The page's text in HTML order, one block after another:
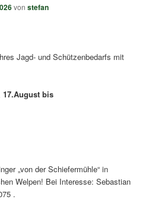
vonstefan
Jagd- und Schützenbedarfs mit
17.August bis
„von der Schiefermühle“ in
Welpen! Bei Interesse: Sebastian
.